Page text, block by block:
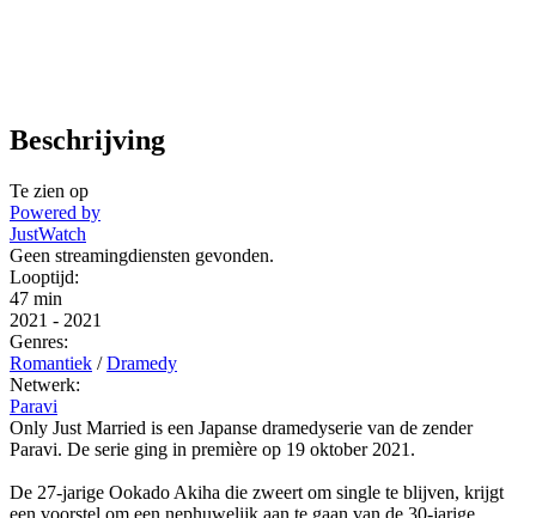
Beschrijving
Te zien op
Powered by
JustWatch
Geen streamingdiensten gevonden.
Looptijd:
47 min
2021 - 2021
Genres:
Romantiek / Dramedy
Netwerk:
Paravi
Only Just Married is een Japanse dramedyserie van de zender
Paravi. De serie ging in première op 19 oktober 2021.
De 27-jarige Ookado Akiha die zweert om single te blijven, krijgt
een voorstel om een ​​nephuwelijk aan te gaan van de 30-jarige